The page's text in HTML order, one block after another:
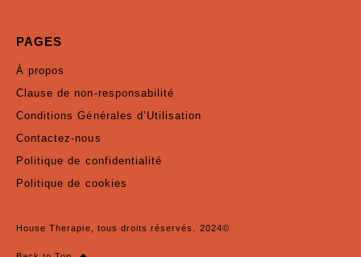
PAGES
À propos
Clause de non-responsabilité
Conditions Générales d’Utilisation
Contactez-nous
Politique de confidentialité
Politique de cookies
House Therapie, tous droits réservés. 2024©